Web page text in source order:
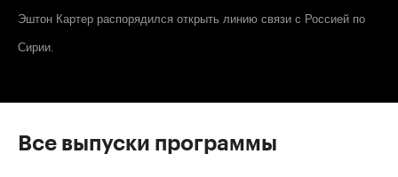
Эштон Картер распорядился открыть линию связи с Россией по
Сирии.
Все выпуски программы